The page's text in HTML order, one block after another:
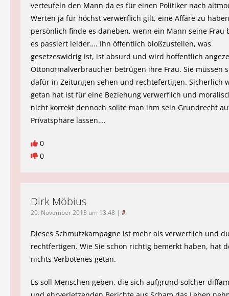
verteufeln den Mann da es für einen Politiker nach
Werten ja für höchst verwerflich gilt, eine Affäre zu
persönlich finde es daneben, wenn ein Mann seine Frau
es passiert leider…. Ihn öffentlich bloßzustellen, was
gesetzeswidrig ist, ist absurd und wird hoffentlich
Ottonormalverbraucher betrügen ihre Frau. Sie müssen
dafür in Zeitungen sehen und rechtefertigen. Sicherlich
getan hat ist für eine Beziehung verwerflich und
nicht korrekt dennoch sollte man ihm sein Grundrecht
Privatsphäre lassen….
0
0
Dirk Möbius
20. November 2013 um 13:48 | #
Dieses Schmutzkampagne ist mehr als verwerflich und
rechtfertigen. Wie Sie schon richtig bemerkt haben, hat
nichts Verbotenes getan.
Es soll Menschen geben, die sich aufgrund solcher